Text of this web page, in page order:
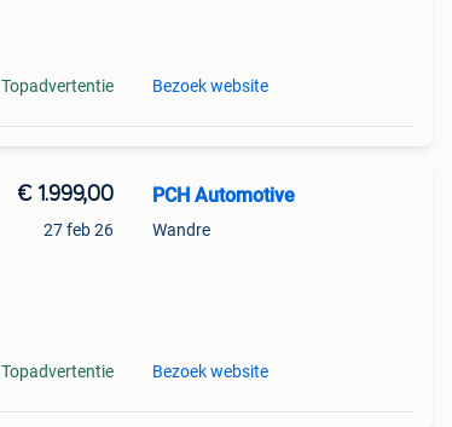
Topadvertentie Bezoek website
€ 1.999,00
27 feb 26
Topadvertentie
PCH Automotive
Wandre
Bezoek website